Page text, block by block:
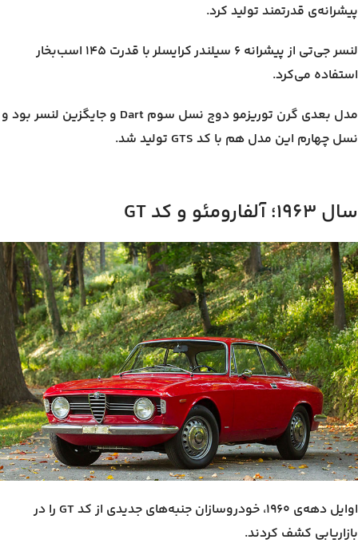
پیشرانه‌ی قدرتمند تولید کرد.
لنسر جی‌تی از پیشرانه ۶ سیلندر کرایسلر با قدرت ۱۴۵ اسب‌بخار
استفاده می‌کرد.
مدل بعدی گرن توریزمو دوج نسل سوم Dart و جایگزین لنسر بود و
نسل چهارم این مدل هم با کد GTS تولید شد.
سال ۱۹۶۳؛ آلفارومئو و کد GT
اوایل دهه‌ی ۱۹۶۰، خودروسازان جنبه‌های جدیدی از کد GT را در
بازاریابی کشف کردند.